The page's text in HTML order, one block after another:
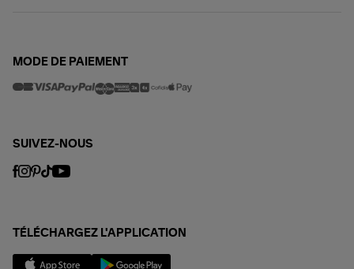
MODE DE PAIEMENT
SUIVEZ-NOUS
TÉLÉCHARGEZ L'APPLICATION